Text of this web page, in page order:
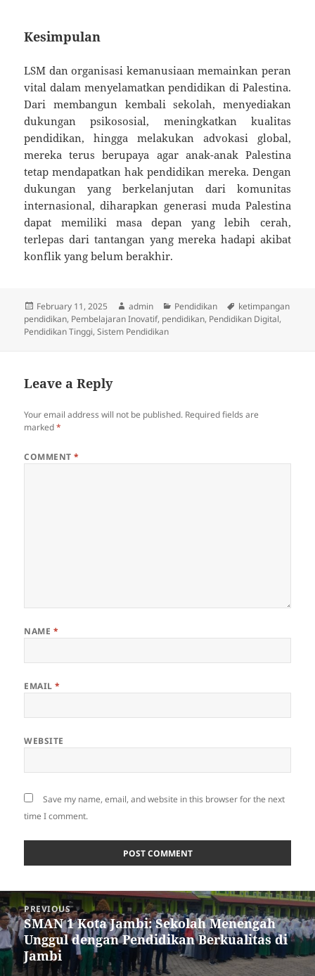
Kesimpulan
LSM dan organisasi kemanusiaan memainkan peran
vital dalam menyelamatkan pendidikan di Palestina.
Dari membangun kembali sekolah, menyediakan
dukungan psikososial, meningkatkan kualitas
pendidikan, hingga melakukan advokasi global,
mereka terus berupaya agar anak-anak Palestina
tetap mendapatkan hak pendidikan mereka. Dengan
dukungan yang berkelanjutan dari komunitas
internasional, diharapkan generasi muda Palestina
dapat memiliki masa depan yang lebih cerah,
terlepas dari tantangan yang mereka hadapi akibat
konflik yang belum berakhir.
Posted
on
February 11, 2025 Author
admin Categories
Pendidikan Tags
ketimpangan
pendidikan, Pembelajaran Inovatif, pendidikan, Pendidikan Digital,
Pendidikan Tinggi,Sistem Pendidikan
Leave a Reply
Your email address will not be published. Required fields are
marked*
COMMENT*
NAME *
EMAIL*
WEBSITE
Save my name, email, and website in this browser for the next
time I comment.
Post
navigation
PREVIOUS
Previous
post:
SMAN 1 Kota Jambi: Sekolah Menengah
Unggul dengan Pendidikan Berkualitas di
Jambi